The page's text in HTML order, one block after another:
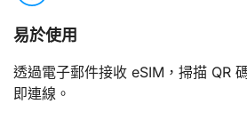
易於使用
透過電子郵件接收 eSIM，掃描 QR
即連線。